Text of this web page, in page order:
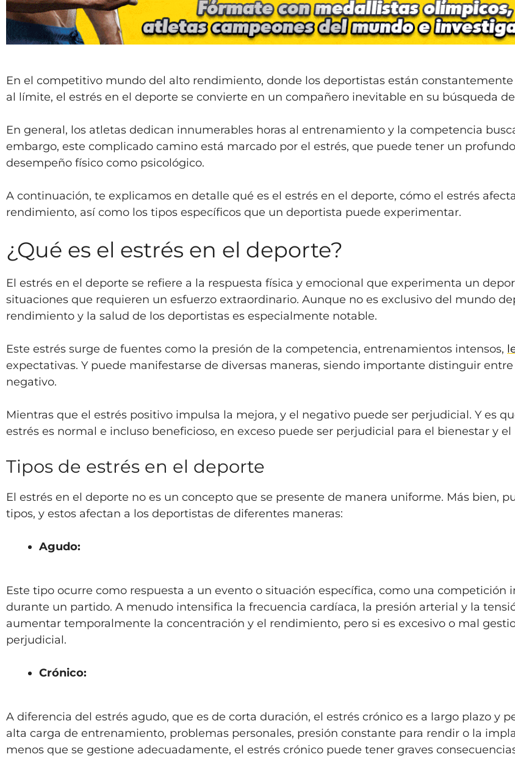
En el competitivo mundo del alto rendimiento, donde los deportistas están
al límite, el estrés en el deporte se convierte en un compañero inevitable en su búsqueda
En general, los atletas dedican innumerables horas al entrenamiento y la competencia
embargo, este complicado camino está marcado por el estrés, que puede tener un
desempeño físico como psicológico.
A continuación, te explicamos en detalle qué es el estrés en el deporte, cómo el estrés
rendimiento, así como los tipos específicos que un deportista puede experimentar.
¿Qué es el estrés en el deporte?
El estrés en el deporte se refiere a la respuesta física y emocional que experimenta un
situaciones que requieren un esfuerzo extraordinario. Aunque no es exclusivo del mundo
rendimiento y la salud de los deportistas es especialmente notable.
Este estrés surge de fuentes como la presión de la competencia, entrenamientos intensos,
expectativas. Y puede manifestarse de diversas maneras, siendo importante distinguir
negativo.
Mientras que el estrés positivo impulsa la mejora, y el negativo puede ser perjudicial. Y es
estrés es normal e incluso beneficioso, en exceso puede ser perjudicial para el bienestar y
Tipos de estrés en el deporte
El estrés en el deporte no es un concepto que se presente de manera uniforme. Más bien,
tipos, y estos afectan a los deportistas de diferentes maneras:
Agudo:
Este tipo ocurre como respuesta a un evento o situación específica, como una
durante un partido. A menudo intensifica la frecuencia cardíaca, la presión arterial y la
aumentar temporalmente la concentración y el rendimiento, pero si es excesivo o mal
perjudicial.
Crónico:
A diferencia del estrés agudo, que es de corta duración, el estrés crónico es a largo plazo y
alta carga de entrenamiento, problemas personales, presión constante para rendir o la
menos que se gestione adecuadamente, el estrés crónico puede tener graves